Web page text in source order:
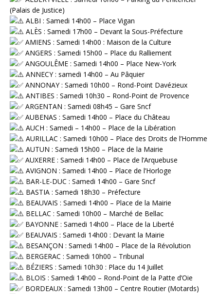
(Palais de Justice)
ALBI : Samedi 14h00 – Place Vigan
ALÈS : Samedi 17h00 – Devant la Sous-Préfecture
AMIENS : Samedi 14h00 : Maison de la Culture
ANGERS : Samedi 15h00 – Place du Ralliement
ANGOULÊME : Samedi 14h00 – Place New-York
ANNECY : samedi 14h00 – Au Pâquier
ANNONAY : Samedi 10h00 – Rond-Point Davézieux
ANTIBES : Samedi 10h30 – Rond-Point de Provence
ARGENTAN : Samedi 08h45 – Gare Sncf
AUBENAS : Samedi 14h00 – Place du Château
AUCH : Samedi – 14h00 – Place de la Libération
AURILLAC : Samedi 10h00 – Place des Droits de l’Homme
AUTUN : Samedi 15h00 – Place de la Mairie
AUXERRE : Samedi 14h00 – Place de l’Arquebuse
AVIGNON : Samedi 14h00 – Place de l’Horloge
BAR-LE-DUC : Samedi 14h00 – Gare Sncf
BASTIA : Samedi 18h30 – Préfecture
BEAUVAIS : Samedi 14h00 – Place de la Mairie
BELLAC : Samedi 10h00 – Marché de Bellac
BAYONNE : Samedi 14h00 – Place de la Liberté
BEAUVAIS : Samedi 14h00 : Devant la Mairie
BESANÇON : Samedi 14h00 – Place de la Révolution
BERGERAC : Samedi 10h00 – Tribunal
BÉZIERS : Samedi 10h30 : Place du 14 Juillet
BLOIS : Samedi 14h00 – Rond-Point de la Patte d’Oie
BORDEAUX : Samedi 13h00 – Centre Routier (Motards)